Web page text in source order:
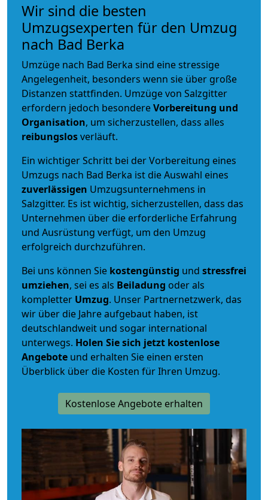
Wir sind die besten
Umzugsexperten für den Umzug
nach Bad Berka
Umzüge nach Bad Berka sind eine stressige
Angelegenheit, besonders wenn sie über große
Distanzen stattfinden. Umzüge von Salzgitter
erfordern jedoch besondereVorbereitung und
Organisation, um sicherzustellen, dass alles
reibungslosverläuft.
Ein wichtiger Schritt bei der Vorbereitung eines
Umzugs nach Bad Berka ist die Auswahl eines
zuverlässigen Umzugsunternehmens in
Salzgitter. Es ist wichtig, sicherzustellen, dass das
Unternehmen über die erforderliche Erfahrung
und Ausrüstung verfügt, um den Umzug
erfolgreich durchzuführen.
Bei uns können Sie kostengünstig und stressfrei
umziehen, sei es als Beiladung oder als
kompletter Umzug. Unser Partnernetzwerk, das
wir über die Jahre aufgebaut haben, ist
deutschlandweit und sogar international
unterwegs. Holen Sie sich jetzt kostenlose
Angebote und erhalten Sie einen ersten
Überblick über die Kosten für Ihren Umzug.
Kostenlose Angebote erhalten